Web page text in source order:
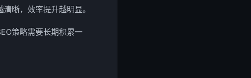
晰，效率提升越明显。
策略需要长期积累一